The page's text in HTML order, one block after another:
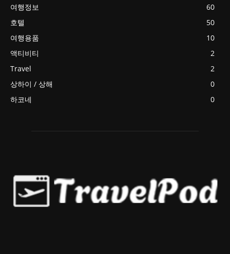
여행정보
60
호텔
50
여행용품
10
액티비티
2
Travel
2
상하이 / 상해
0
하코네
0